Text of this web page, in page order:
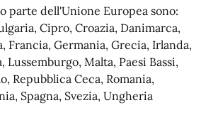
parte dell'Unione Europea sono:
Cipro, Croazia, Danimarca,
Francia, Germania, Grecia, Irlanda,
Malta, Paesi Bassi,
Repubblica Ceca, Romania,
Spagna, Svezia, Ungheria